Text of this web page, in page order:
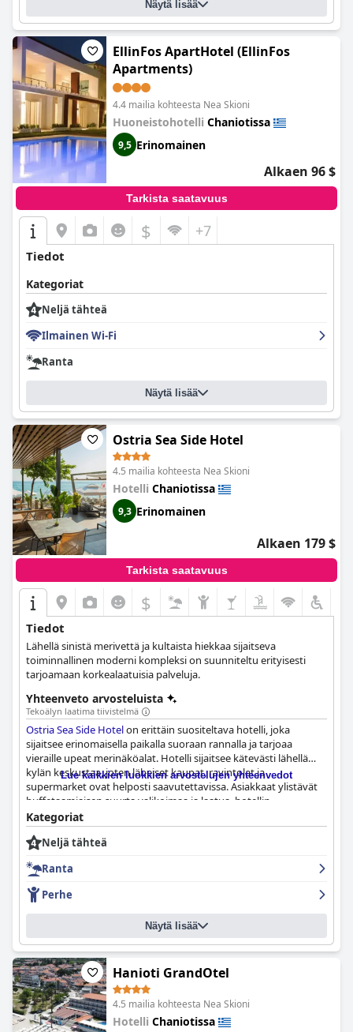
Näytä lisää
EllinFos ApartHotel (EllinFos
Apartments)
4.4 mailia kohteesta Nea Skioni
Huoneistohotelli Chaniotissa
9,5 Erinomainen
Alkaen 96 $
Tarkista saatavuus
$ +7
Tiedot
Kategoriat
Neljä tähteä
Ilmainen Wi-Fi
Ranta
Näytä lisää
Ostria Sea Side Hotel
4.5 mailia kohteesta Nea Skioni
Hotelli Chaniotissa
9,3 Erinomainen
Alkaen 179 $
Tarkista saatavuus
$
Tiedot
Lähellä sinistä merivettä ja kultaista hiekkaa sijaitseva
toiminnallinen moderni kompleksi on suunniteltu erityisesti
tarjoamaan korkealaatuisia palveluja.
Yhteenveto arvosteluista
Tekoälyn laatima tiivistelmä
Ostria Sea Side Hotelon erittäin suositeltava hotelli, joka
sijaitsee erinomaisella paikalla suoraan rannalla ja tarjoaa
vieraille upeat merinäköalat. Hotelli sijaitsee kätevästi lähellä
kylän keskustaa, joten läheiset kaupat, ravintolat ja
supermarket ovat helposti saavutettavissa. Asiakkaat ylistävät
buffetaamiaisen suurta valikoimaa ja laatua, hotellin
ravintolassa tarjottavaa herkullista ruokaa sekä ystävällisen ja
palvelualttiin henkilökunnan tarjoamaa erinomaista palvelua.
Hotellihuoneet ovat tilavia, siistejä ja moderneja, ja niiden
korkeiden hygieniastandardien ylläpitämiseen, mitä sen vieraat
arvostavat suuresti COVID-19-aikana. Hotellissa on mukava
uima-allas ja upea yksityinen ranta, joka sopii erinomaisesti
perheille, joissa on pieniä lapsia. Vaikka jotkut vieraat ovat
raportoineet huonosta wlan-yhteydestä, tyytyväiset vieraat
suosittelevat Ostria Sea Side -hotellin tarjoamaa
kokonaiskokemusta.
Lue kaikkien luokkien arvostelujen yhteenvedot
Kategoriat
Neljä tähteä
Ranta
Perhe
Näytä lisää
Hanioti GrandOtel
4.5 mailia kohteesta Nea Skioni
Hotelli Chaniotissa